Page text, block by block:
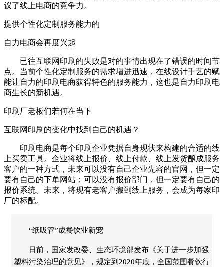
议了线上电商的竞争力。
提供个性化定制服务能力的
自力电商会再度兴起
已往互联网印刷的失败是对的事情出现在了错误的时间节
点。当前个性化定制服务的需求增进迅速，在线设计手艺的赋
能让自力的印刷电商获得特色的服务能力，这也是自力印刷电
商生长的新机遇。
印刷厂老板们若何在当下
互联网印刷的变化中找到自己的机遇？
印刷电商是每个印刷企业凭据自身现状来构建的合适的线
上买卖工具。企业将线上报价、线上付款、线上发货酿成服务
客户的一种方式，未来可以没有自己企业先容的官网，但一定
要有自己的下单网站；可以没有报价部门，但一定要有自己的
报价系统。未来，将现有老客户搬到线上服务，会成为每家印
厂的标配。
“纸吸管”成餐饮业新宠
日前，国家发改委、生态环境部发布《关于进一步加强
塑料污染治理的意见》，规定到2020年底，全国范围餐饮行